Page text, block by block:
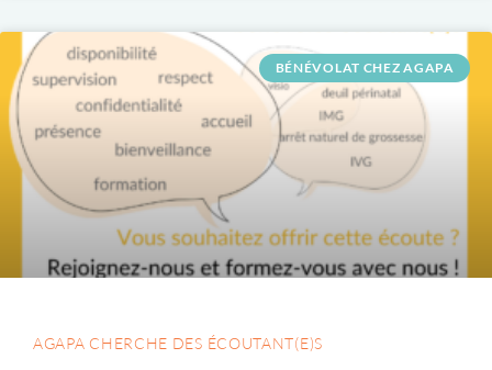
BÉNÉVOLAT CHEZ AGAPA
AGAPA CHERCHE DES ÉCOUTANT(E)S